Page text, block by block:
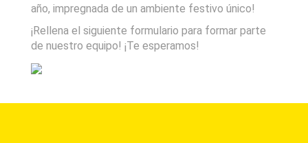
año, impregnada de un ambiente festivo único!
¡Rellena el siguiente formulario para formar parte
de nuestro equipo! ¡Te esperamos!